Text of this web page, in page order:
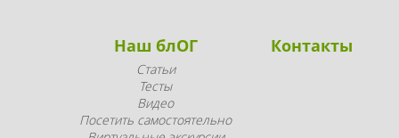
Наш блОГ
Статьи
Тесты
Видео
Посетить самостоятельно
Контакты